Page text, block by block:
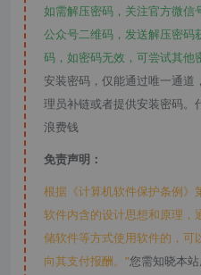
如需解压密码，关注官方微信
公众号二维码，发送解压密码
码，如密码无效，可尝试其他
安装密码，仅能通过唯一通道
理员补链或者提供安装密码。
浪费钱
免责声明：
根据《计算机软件保护条例》
软件内含的设计思想和原理，
储软件等方式使用软件的，可
向其支付报酬。”您需知晓本